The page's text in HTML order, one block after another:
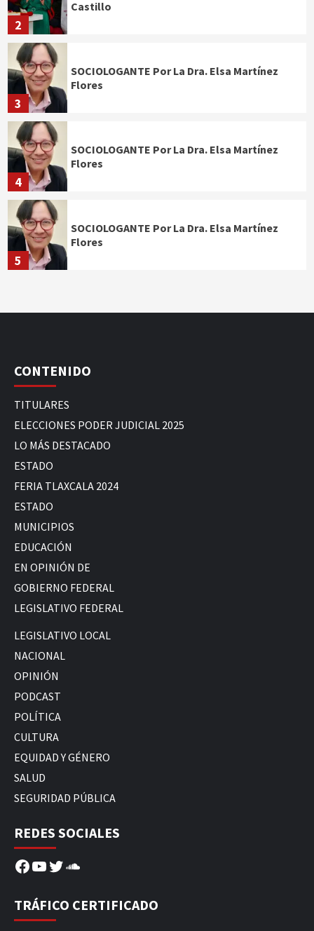
2
Castillo
3
SOCIOLOGANTE Por La Dra. Elsa Martínez
Flores
4
SOCIOLOGANTE Por La Dra. Elsa Martínez
Flores
5
SOCIOLOGANTE Por La Dra. Elsa Martínez
Flores
CONTENIDO
TITULARES
ELECCIONES PODER JUDICIAL 2025
LO MÁS DESTACADO
ESTADO
FERIA TLAXCALA 2024
ESTADO
MUNICIPIOS
EDUCACIÓN
EN OPINIÓN DE
GOBIERNO FEDERAL
LEGISLATIVO FEDERAL
LEGISLATIVO LOCAL
NACIONAL
OPINIÓN
PODCAST
POLÍTICA
CULTURA
EQUIDAD Y GÉNERO
SALUD
SEGURIDAD PÚBLICA
REDES SOCIALES
Facebook
YouTube
Twitter
SoundCloud
TRÁFICO CERTIFICADO